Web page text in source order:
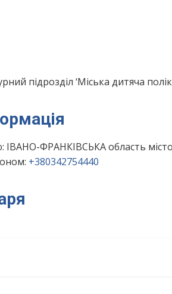
підрозділ ‘Міська дитяча
ІВАНО-ФРАНКІВСЬКА область
+380342754440